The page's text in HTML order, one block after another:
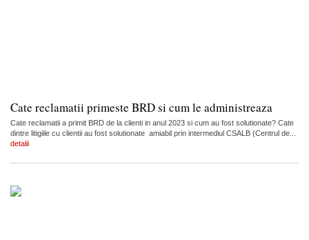
Cate reclamatii primeste BRD si cum le administreaza
Cate reclamatii a primit BRD de la clienti in anul 2023 si cum au fost solutionate? Cate
dintre litigiile cu clientii au fost solutionate amiabil prin intermediul CSALB (Centrul de...
detalii